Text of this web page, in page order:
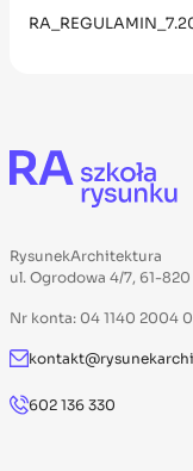
RysunekArchitektura
ul. Ogrodowa 4/7, 61-820
Nr konta: 04 1140 2004
602 136 330